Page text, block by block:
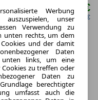
ab mtl.319,00 €
netto mtl. 268,07 €
km
kW (130 PS)
Werbung
unser
Verwendung zu
unten rechts, um dem
und der damit
Daten
links, um eine
zu treffen oder
Daten zu
berechtigter
umfasst auch die